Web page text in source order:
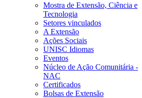
Mostra de Extensão, Ciência e
Tecnologia
Setores vinculados
A Extensão
Ações Sociais
UNISC Idiomas
Eventos
Núcleo de Ação Comunitária -
NAC
Certificados
Bolsas de Extensão